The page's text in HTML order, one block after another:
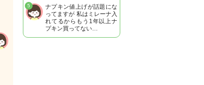
ナプキン値上げが話題にな
ってますが 私はミレーナ入
れてるからもう1年以上ナ
プキン買ってない…
5